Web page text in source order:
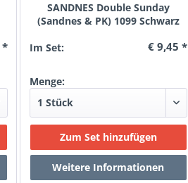
*
SANDNES Double Sunday
(Sandnes & PK) 1099 Schwarz
Im Set:
€ 9,45 *
Menge: